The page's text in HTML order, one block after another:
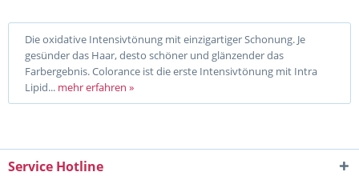
Die oxidative Intensivtönung mit einzigartiger Schonung. Je
gesünder das Haar, desto schöner und glänzender das
Farbergebnis. Colorance ist die erste Intensivtönung mit Intra
Lipid... mehr erfahren »
Service Hotline